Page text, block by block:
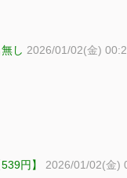
し 2026/01/02(金)
円】 2026/01/02(金)